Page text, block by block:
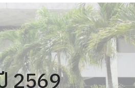
2569